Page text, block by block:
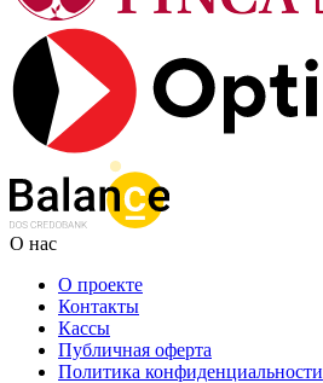
О нас
О проекте
Контакты
Кассы
Публичная оферта
Политика конфиденциальности